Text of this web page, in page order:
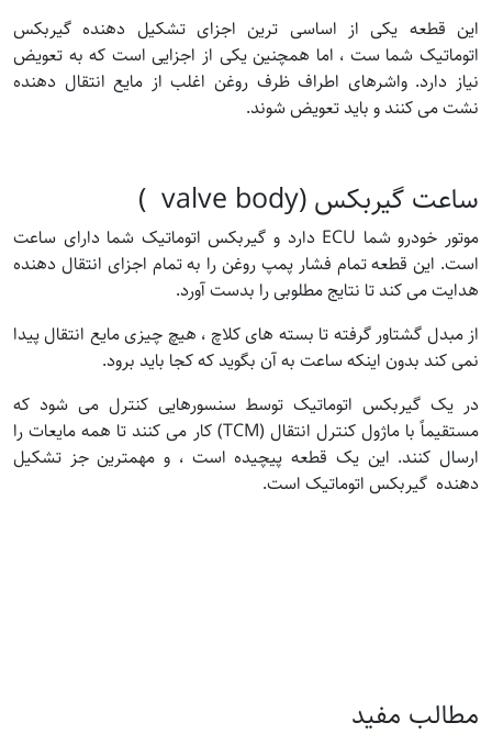
این قطعه یکی از اساسی ترین اجزای تشکیل دهنده گیربکس
اتوماتیک شما ست ، اما همچنین یکی از اجزایی است که به تعویض
نیاز دارد. واشرهای اطراف ظرف روغن اغلب از مایع انتقال دهنده
نشت می کنند و باید تعویض شوند.
ساعت گیربکس (valve body )
موتور خودرو شما ECU دارد و گیربکس اتوماتیک شما دارای ساعت
است. این قطعه تمام فشار پمپ روغن را به تمام اجزای انتقال دهنده
هدایت می کند تا نتایج مطلوبی را بدست آورد.
از مبدل گشتاور گرفته تا بسته های کلاچ ، هیچ چیزی مایع انتقال پیدا
نمی کند بدون اینکه ساعت به آن بگوید که کجا باید برود.
در یک گیربکس اتوماتیک توسط سنسورهایی کنترل می شود که
مستقیماً با ماژول کنترل انتقال (TCM) کار می کنند تا همه مایعات را
ارسال کنند. این یک قطعه پیچیده است ، و مهمترین جز تشکیل
دهنده گیربکس اتوماتیک است.
مطالب مفید